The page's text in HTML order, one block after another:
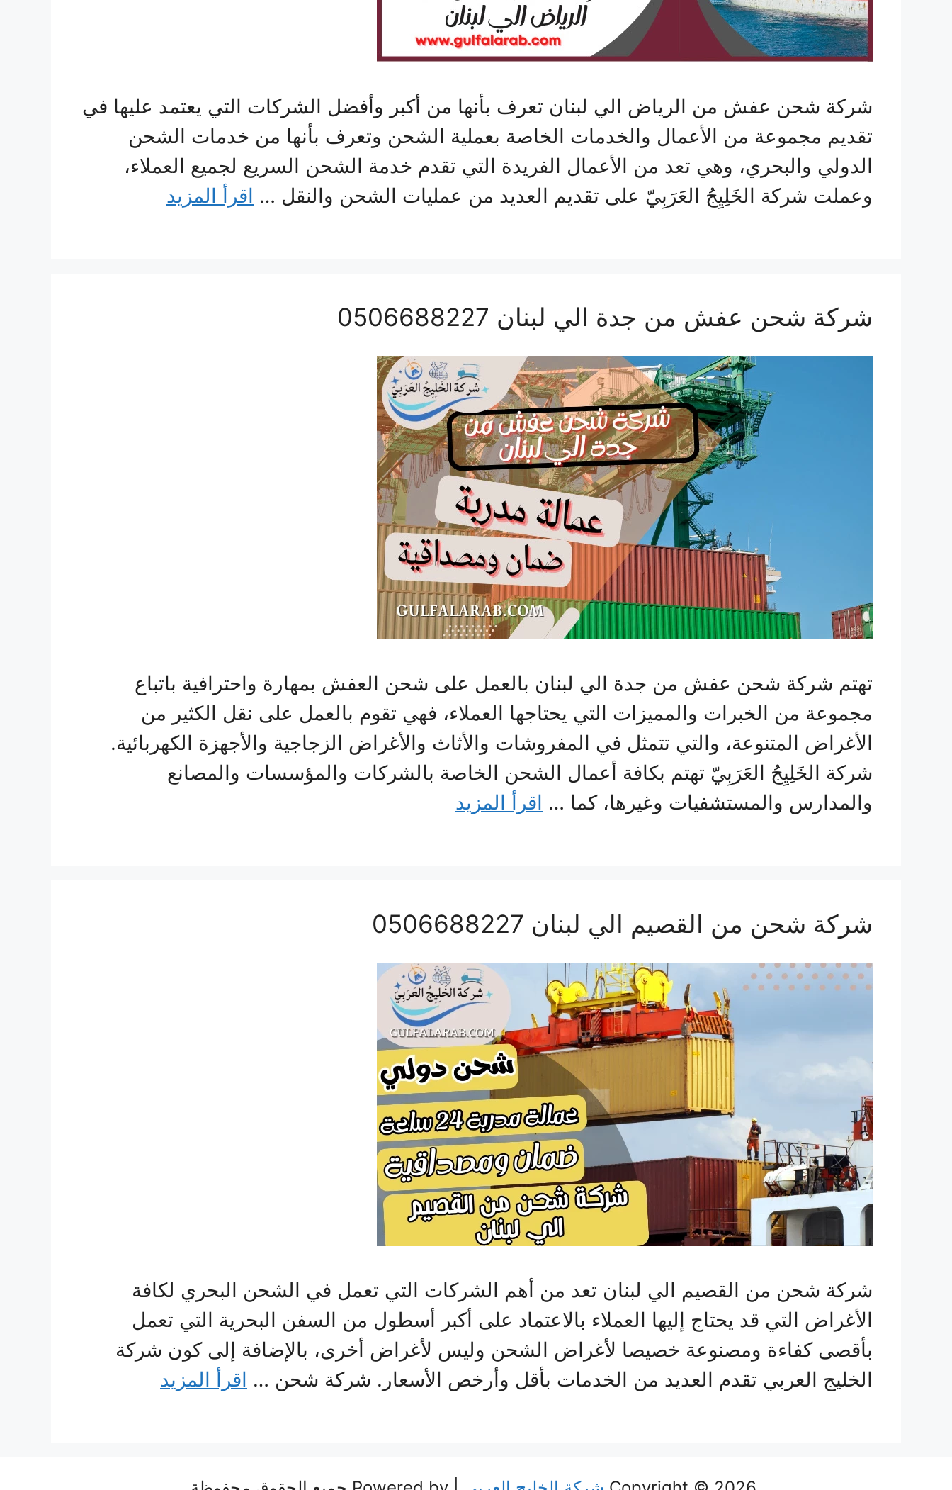
شركة شحن عفش من الرياض الي لبنان تعرف بأنها من أكبر وأفضل الشركات التي يعتمد عليها في
تقديم مجموعة من الأعمال والخدمات الخاصة بعملية الشحن وتعرف بأنها من خدمات الشحن
الدولي والبحري، وهي تعد من الأعمال الفريدة التي تقدم خدمة الشحن السريع لجميع العملاء،
وعملت شركة الخَلِيِجُ العَرَبِيّ على تقديم العديد من عمليات الشحن والنقل … اقرأ المزيد
شركة شحن عفش من جدة الي لبنان 0506688227
تهتم شركة شحن عفش من جدة الي لبنان بالعمل على شحن العفش بمهارة واحترافية باتباع
مجموعة من الخبرات والمميزات التي يحتاجها العملاء، فهي تقوم بالعمل على نقل الكثير من
الأغراض المتنوعة، والتي تتمثل في المفروشات والأثاث والأغراض الزجاجية والأجهزة الكهربائية.
شركة الخَلِيِجُ العَرَبِيّ تهتم بكافة أعمال الشحن الخاصة بالشركات والمؤسسات والمصانع
والمدارس والمستشفيات وغيرها، كما … اقرأ المزيد
شركة شحن من القصيم الي لبنان 0506688227
شركة شحن من القصيم الي لبنان تعد من أهم الشركات التي تعمل في الشحن البحري لكافة
الأغراض التي قد يحتاج إليها العملاء بالاعتماد على أكبر أسطول من السفن البحرية التي تعمل
بأقصى كفاءة ومصنوعة خصيصا لأغراض الشحن وليس لأغراض أخرى، بالإضافة إلى كون شركة
الخليج العربي تقدم العديد من الخدمات بأقل وأرخص الأسعار. شركة شحن … اقرأ المزيد